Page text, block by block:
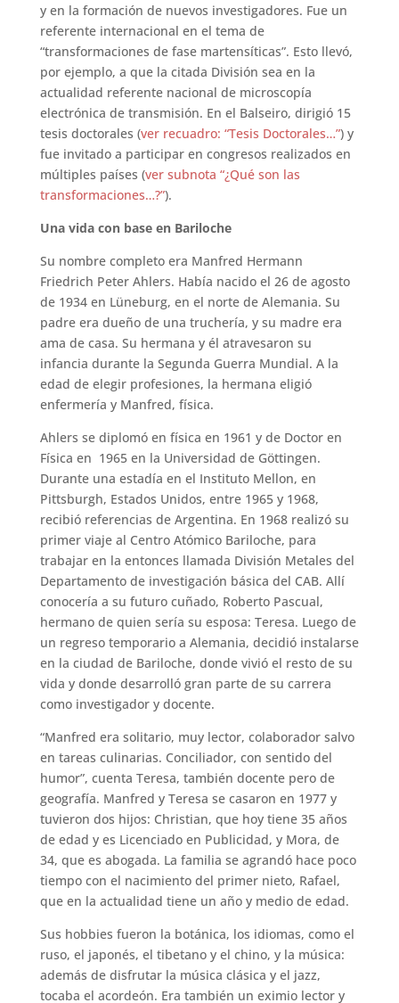
y en la formación de nuevos investigadores. Fue un
referente internacional en el tema de
“transformaciones de fase martensíticas”. Esto llevó,
por ejemplo, a que la citada División sea en la
actualidad referente nacional de microscopía
electrónica de transmisión. En el Balseiro, dirigió 15
tesis doctorales (ver recuadro: “Tesis Doctorales…”) y
fue invitado a participar en congresos realizados en
múltiples países (ver subnota “¿Qué son las
transformaciones…?”).
Una vida con base en Bariloche
Su nombre completo era Manfred Hermann
Friedrich Peter Ahlers. Había nacido el 26 de agosto
de 1934 en Lüneburg, en el norte de Alemania. Su
padre era dueño de una truchería, y su madre era
ama de casa. Su hermana y él atravesaron su
infancia durante la Segunda Guerra Mundial. A la
edad de elegir profesiones, la hermana eligió
enfermería y Manfred, física.
Ahlers se diplomó en física en 1961 y de Doctor en
Física en 1965 en la Universidad de Göttingen.
Durante una estadía en el Instituto Mellon, en
Pittsburgh, Estados Unidos, entre 1965 y 1968,
recibió referencias de Argentina. En 1968 realizó su
primer viaje al Centro Atómico Bariloche, para
trabajar en la entonces llamada División Metales del
Departamento de investigación básica del CAB. Allí
conocería a su futuro cuñado, Roberto Pascual,
hermano de quien sería su esposa: Teresa. Luego de
un regreso temporario a Alemania, decidió instalarse
en la ciudad de Bariloche, donde vivió el resto de su
vida y donde desarrolló gran parte de su carrera
como investigador y docente.
“Manfred era solitario, muy lector, colaborador salvo
en tareas culinarias. Conciliador, con sentido del
humor”, cuenta Teresa, también docente pero de
geografía. Manfred y Teresa se casaron en 1977 y
tuvieron dos hijos: Christian, que hoy tiene 35 años
de edad y es Licenciado en Publicidad, y Mora, de
34, que es abogada. La familia se agrandó hace poco
tiempo con el nacimiento del primer nieto, Rafael,
que en la actualidad tiene un año y medio de edad.
Sus hobbies fueron la botánica, los idiomas, como el
ruso, el japonés, el tibetano y el chino, y la música:
además de disfrutar la música clásica y el jazz,
tocaba el acordeón. Era también un eximio lector y